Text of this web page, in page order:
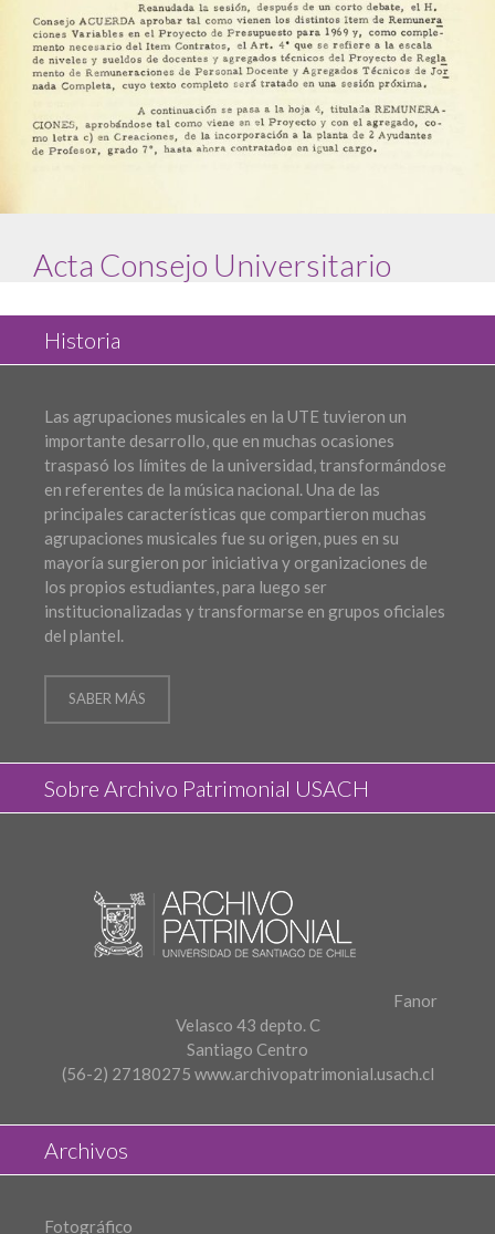
Acta Consejo Universitario
Historia
Las agrupaciones musicales en la UTE tuvieron un
importante desarrollo, que en muchas ocasiones
traspasó los límites de la universidad, transformándose
en referentes de la música nacional. Una de las
principales características que compartieron muchas
agrupaciones musicales fue su origen, pues en su
mayoría surgieron por iniciativa y organizaciones de
los propios estudiantes, para luego ser
institucionalizadas y transformarse en grupos oficiales
del plantel.
SABER MÁS
Sobre Archivo Patrimonial USACH
Fanor
Velasco 43 depto. C
Santiago Centro
(56-2) 27180275 www.archivopatrimonial.usach.cl
Archivos
Fotográfico